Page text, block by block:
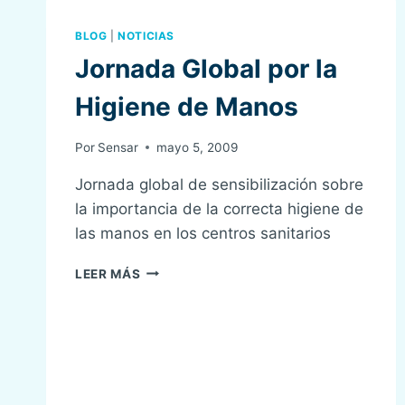
BLOG |NOTICIAS
Jornada Global por la
Higiene de Manos
Por Sensar mayo 5, 2009
Jornada global de sensibilización sobre
la importancia de la correcta higiene de
las manos en los centros sanitarios
LEER MÁS JORNADA